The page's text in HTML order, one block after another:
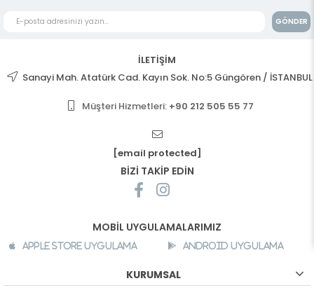
GÖNDER
İLETİŞİM
Sanayi Mah. Atatürk Cad. Kayın Sok. No:5 Güngören / İSTANBUL
Müşteri Hizmetleri: +90 212 505 55 77
[email protected]
BİZİ TAKİP EDİN
MOBİL UYGULAMALARIMIZ
Apple Store Uygulama Android Uygulama
KURUMSAL